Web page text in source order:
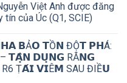
Việt Anh được đăng
tín của Úc (Q1, SCIE)
𝗕Ả𝗢 𝗧Ồ𝗡 ĐỘ̣𝗧 𝗣𝗛Á:
– 𝗧𝗔̣̂𝗡 𝗗𝗨̣𝗡𝗚 RĂ𝗡𝗚
Ṭ𝗔́𝗜 𝗩𝗜Ê𝗠 SAU ĐIỀ𝗨